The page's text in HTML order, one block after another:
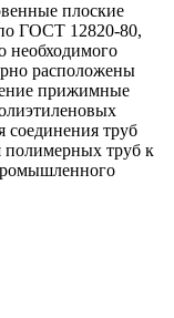
плоские
ГОСТ 12820-80,
необходимого
расположены
прижимные
соединения труб
полимерных труб к